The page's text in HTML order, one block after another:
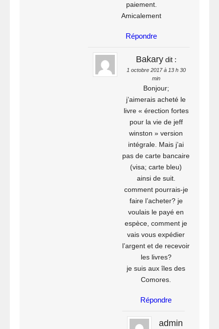
paiement.
Amicalement
Répondre
Bakary dit :
1 octobre 2017 à 13 h 30
min
Bonjour;
j’aimerais acheté le
livre « érection fortes
pour la vie de jeff
winston » version
intégrale. Mais j’ai
pas de carte bancaire
(visa; carte bleu)
ainsi de suit.
comment pourrais-je
faire l’acheter? je
voulais le payé en
espèce, comment je
vais vous expédier
l’argent et de recevoir
les livres?
je suis aux îles des
Comores.
Répondre
admin